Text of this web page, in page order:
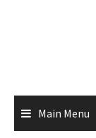
Main Menu